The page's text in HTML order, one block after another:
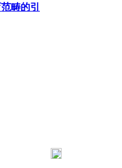
畴的引